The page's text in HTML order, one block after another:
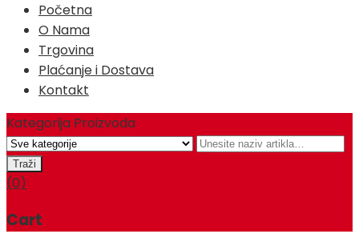
Početna
O Nama
Trgovina
Plaćanje i Dostava
Kontakt
Kategorija Proizvoda
(0)
Cart